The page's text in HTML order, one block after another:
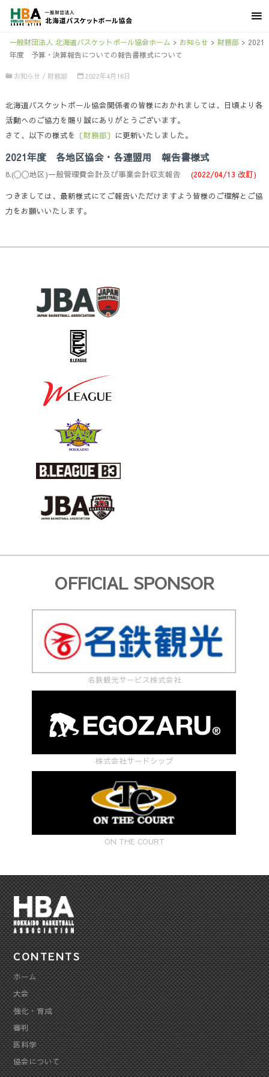
一般財団法人 北海道バスケットボール協会ホーム > お知らせ > 財務部 > 2021
年度 予算・決算報告についての報告書様式について
お知らせ / 財務部 2022年4月16日
北海道バスケットボール協会関係者の皆様におかれましては、日頃より各
活動へのご協力を賜り誠にありがとうございます。
さて、以下の様式を 〔財務部〕 に更新いたしました。
2021年度 各地区協会・各連盟用 報告書様式
8.(〇〇地区)一般管理費会計及び事業会計収支報告 (2022/04/13 改訂)
つきましては、最新様式にてご報告いただけますよう皆様のご理解とご協
力をお願いいたします。
OFFICIAL SPONSOR
名鉄観光サービス株式会社
株式会社サードシップ
ON THE COURT
CONTENTS
ホーム
大会
強化・育成
審判
医科学
協会について